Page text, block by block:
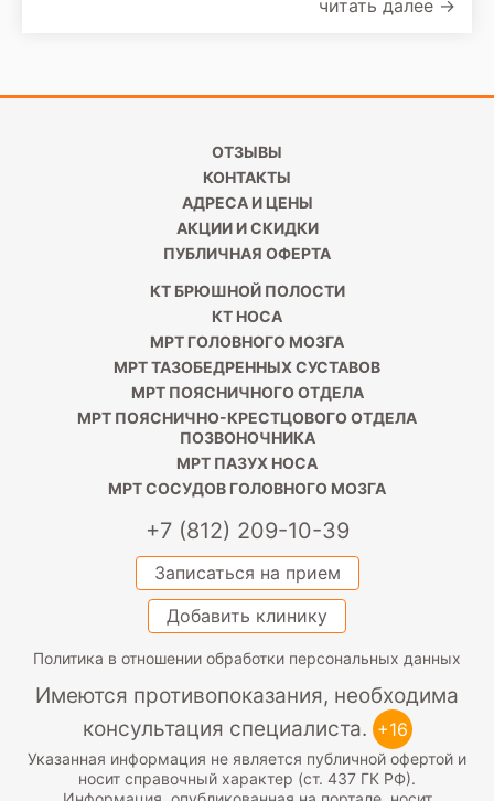
придатки, часть прямой кишки, мочевой пузырь.
читать далее →
ОТЗЫВЫ
КОНТАКТЫ
АДРЕСА И ЦЕНЫ
АКЦИИ И СКИДКИ
ПУБЛИЧНАЯ ОФЕРТА
КТ БРЮШНОЙ ПОЛОСТИ
КТ НОСА
МРТ ГОЛОВНОГО МОЗГА
МРТ ТАЗОБЕДРЕННЫХ СУСТАВОВ
МРТ ПОЯСНИЧНОГО ОТДЕЛА
МРТ ПОЯСНИЧНО-КРЕСТЦОВОГО ОТДЕЛА
ПОЗВОНОЧНИКА
МРТ ПАЗУХ НОСА
МРТ СОСУДОВ ГОЛОВНОГО МОЗГА
+7 (812) 209-10-39
Записаться на прием
Добавить клинику
Политика в отношении обработки персональных данных
Имеются противопоказания, необходима
консультация специалиста. +16
Указанная информация не является публичной офертой и
носит справочный характер (ст. 437 ГК РФ).